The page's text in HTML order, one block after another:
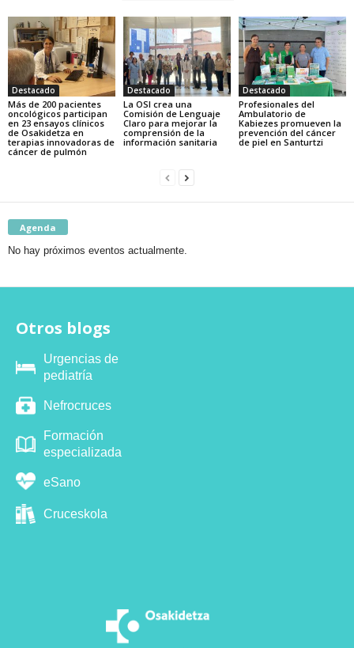
Destacado
Más de 200 pacientes
oncológicos participan
en 23 ensayos clínicos
de Osakidetza en
terapias innovadoras de
cáncer de pulmón
Destacado
La OSI crea una
Comisión de Lenguaje
Claro para mejorar la
comprensión de la
información sanitaria
Destacado
Profesionales del
Ambulatorio de
Kabiezes promueven la
prevención del cáncer
de piel en Santurtzi
Agenda
No hay próximos eventos actualmente.
Otros blogs
Urgencias de
pediatría
Nefrocruces
Formación
especializada
eSano
Cruceskola